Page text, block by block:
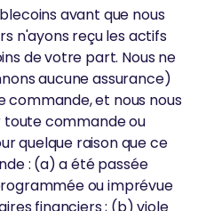
avant que nous
n'ayons reçu les actifs
de votre part. Nous ne
aucune assurance)
commande, et nous nous
toute commande ou
quelque raison que ce
: (a) a été passée
ou imprévue